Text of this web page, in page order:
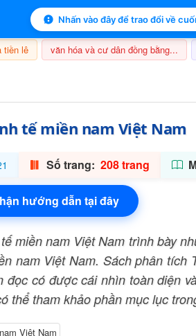
Nhấn vào đây để trao đổi về
tiền lê văn hóa và cư dân đồng bằng...
tế miền nam Việt Nam
Số trang: 208 trang
hướng dẫn tại đây
miền nam Việt Nam trình bày
nam Việt Nam. Sách phân tích
có được cái nhìn toàn diện
thể tham khảo phần mục lục